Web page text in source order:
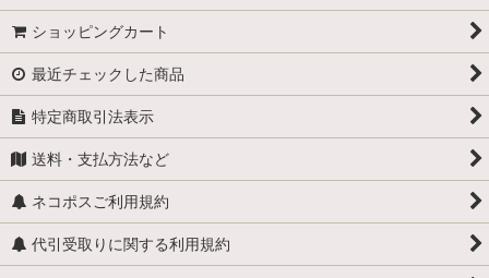
ショッピングカート
最近チェックした商品
特定商取引法表示
送料・支払方法など
ネコポスご利用規約
代引受取りに関する利用規約